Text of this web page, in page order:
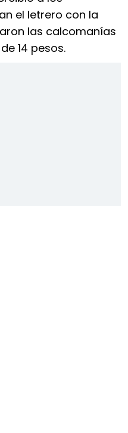
el letrero con la
las calcomanías
14 pesos.